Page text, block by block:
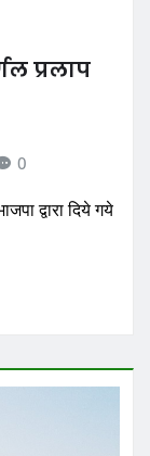
प्रलाप
0
द्वारा दिये गये